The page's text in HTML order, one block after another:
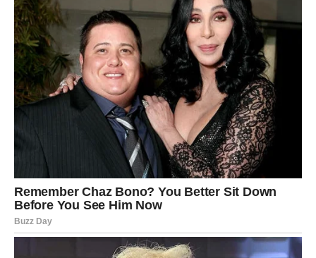
Jednim klikom preuzmi knjigu s najboljim
receptima!